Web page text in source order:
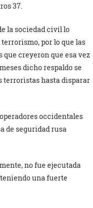
37.
la sociedad civil lo
por lo que las
creyeron que esa vez
dicho respaldo se
terroristas hasta disparar
occidentales
de seguridad rusa
no fue ejecutada
una fuerte